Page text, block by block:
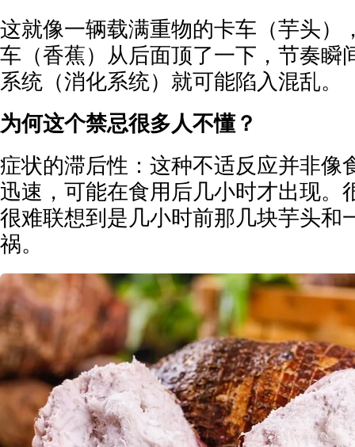
这就像一辆载满重物的卡车（芋头）
车（香蕉）从后面顶了一下，节奏瞬
系统（消化系统）就可能陷入混乱。
为何这个禁忌很多人不懂？
症状的滞后性：这种不适反应并非像
迅速，可能在食用后几小时才出现。
很难联想到是几小时前那几块芋头和
祸。